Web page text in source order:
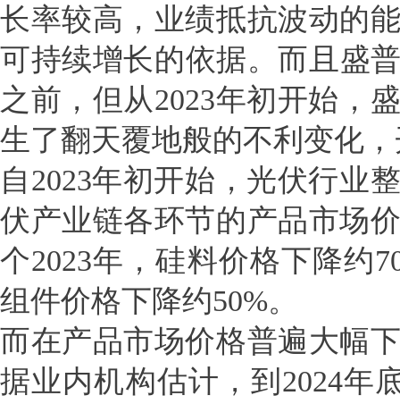
长率较高，业绩抵抗波动的
可持续增长的依据。而且盛
之前，但从2023年初开始，
生了翻天覆地般的不利变化
自2023年初开始，光伏行业
伏产业链各环节的产品市场
个2023年，硅料价格下降约
组件价格下降约50%。
而在产品市场价格普遍大幅
据业内机构估计，到2024年